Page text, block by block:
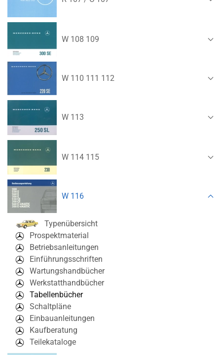
W 108 109
W 110 111 112
W 113
W 114 115
W 116
Typenübersicht
Prospektmaterial
Betriebsanleitungen
Einführungsschriften
Wartungshandbücher
Werkstatthandbücher
Tabellenbücher
Schaltpläne
Einbauanleitungen
Kaufberatung
Teilekataloge